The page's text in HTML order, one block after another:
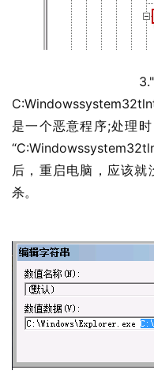
是一个恶意程序;处理
后，重启电脑，应该
杀。